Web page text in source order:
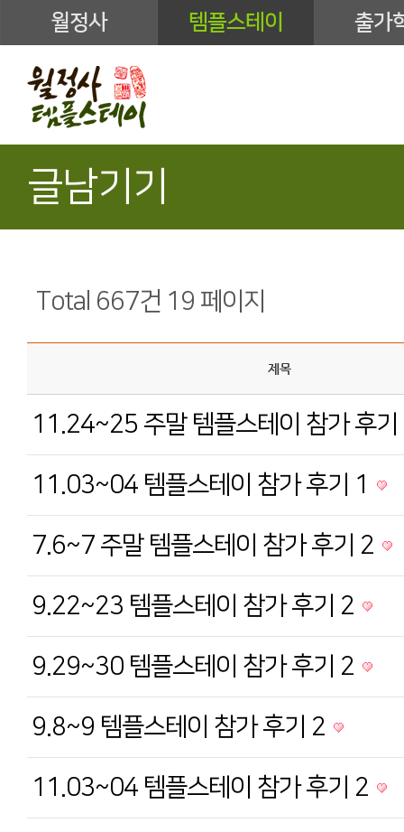
월정사 템플스테이 출가
글남기기
Total 667건 19 페이지
제목
11.24~25 주말 템플스테이 참가 후
11.03~04 템플스테이 참가 후기 1
7.6~7 주말 템플스테이 참가 후기 2
9.22~23 템플스테이 참가 후기 2
9.29~30 템플스테이 참가 후기 2
9.8~9 템플스테이 참가 후기 2
11.03~04 템플스테이 참가 후기 2